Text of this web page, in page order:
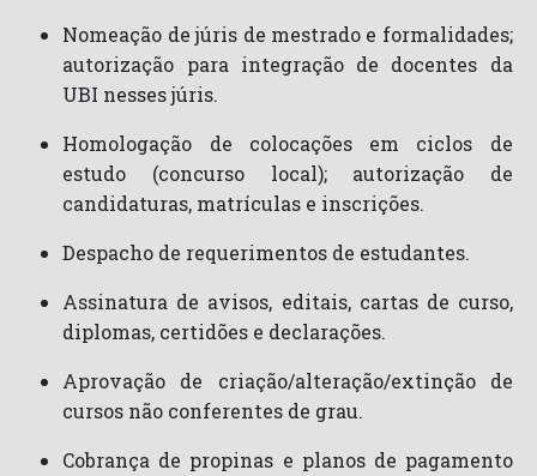
Nomeação de júris de mestrado e formalidades;
autorização para integração de docentes da
UBI nesses júris.
Homologação de colocações em ciclos de
estudo (concurso local); autorização de
candidaturas, matrículas e inscrições.
Despacho de requerimentos de estudantes.
Assinatura de avisos, editais, cartas de curso,
diplomas, certidões e declarações.
Aprovação de criação/alteração/extinção de
cursos não conferentes de grau.
Cobrança de propinas e planos de pagamento